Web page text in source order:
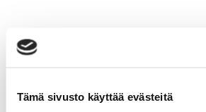
Tämä sivusto käyttää evästeitä